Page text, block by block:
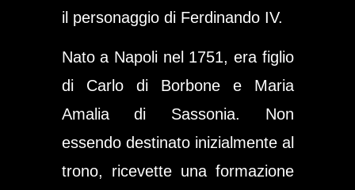
il personaggio di Ferdinando IV.
Nato a Napoli nel 1751, era figlio
di Carlo di Borbone e Maria
Amalia di Sassonia. Non
essendo destinato inizialmente al
trono, ricevette una formazione